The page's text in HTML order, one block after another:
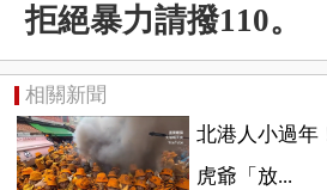
拒絕暴力請撥110。
相關新聞
北港人小過年
虎爺「放...